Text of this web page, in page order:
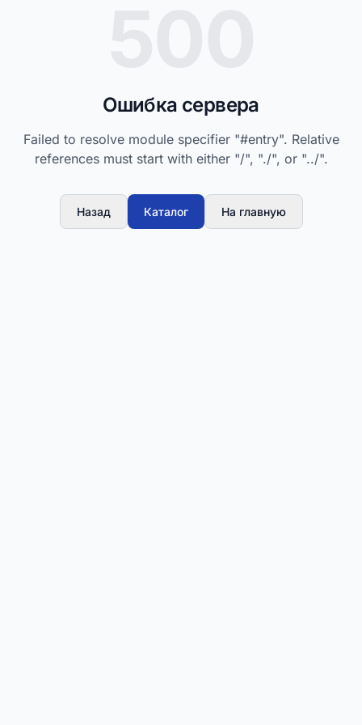
Ошибка сервера
Failed to resolve module specifier "#entry". Relative
references must start with either "/", "./", or "../".
Назад Каталог На главную